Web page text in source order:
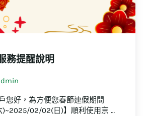
務提醒說明
您好，為方便您春節連假期間
)~2025/02/02(日)】順利使用京 …